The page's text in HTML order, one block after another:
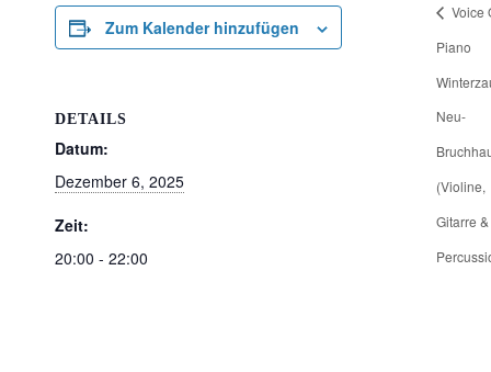
Zum Kalender hinzufügen
DETAILS
Datum:
Dezember 6, 2025
Zeit:
20:00 - 22:00
Voice
Piano
Neu-
(Violine,
Gitarre &